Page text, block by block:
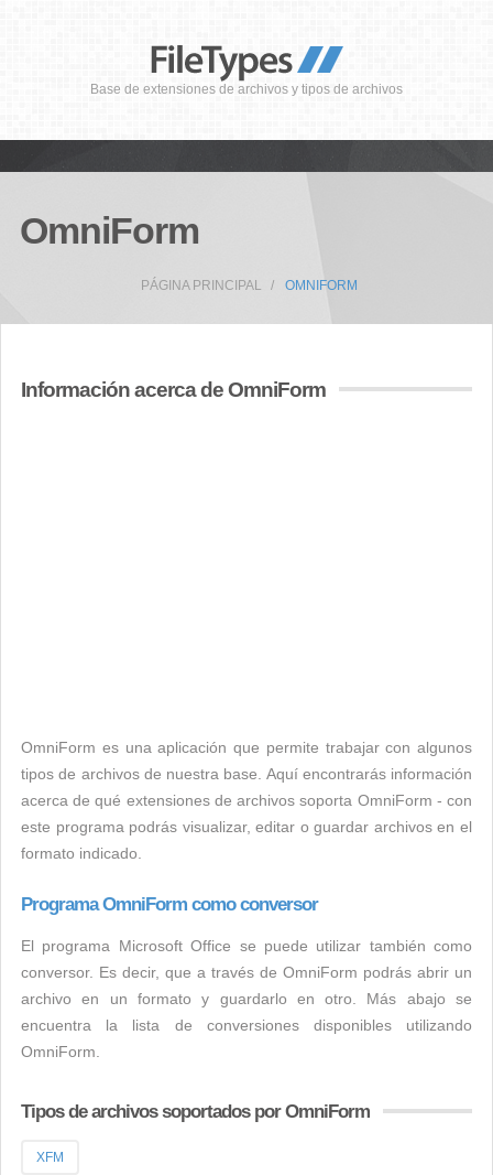
Base de extensiones de archivos y tipos de archivos
OmniForm
PÁGINA PRINCIPAL OMNIFORM
Información acerca de OmniForm
OmniForm es una aplicación que permite trabajar con algunos
tipos de archivos de nuestra base. Aquí encontrarás información
acerca de qué extensiones de archivos soporta OmniForm - con
este programa podrás visualizar, editar o guardar archivos en el
formato indicado.
Programa OmniForm como conversor
El programa Microsoft Office se puede utilizar también como
conversor. Es decir, que a través de OmniForm podrás abrir un
archivo en un formato y guardarlo en otro. Más abajo se
encuentra la lista de conversiones disponibles utilizando
OmniForm.
Tipos de archivos soportados por OmniForm
XFM